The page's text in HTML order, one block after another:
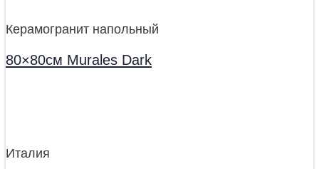
Керамогранит напольный
80×80см Murales Dark
Италия